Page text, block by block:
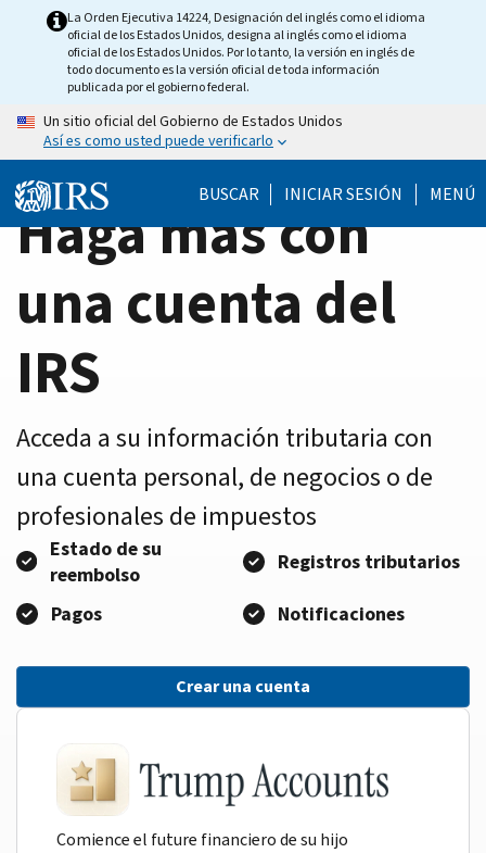
HomeLa Orden Ejecutiva 14224, Designación del inglés como el idioma
oficial de los Estados Unidos, designa al inglés como el idioma
oficial de los Estados Unidos. Por lo tanto, la versión en inglés de
todo documento es la versión oficial de toda información
publicada por el gobierno federal.
Un sitio oficial del Gobierno de Estados Unidos
Así es como usted puede verificarlo
BUSCAR INICIAR SESIÓN MENÚ
Haga más con
una cuenta del
IRS
Acceda a su información tributaria con
una cuenta personal, de negocios o de
profesionales de impuestos
Estado de su
reembolso
Registros tributarios
Pagos
Notificaciones
Crear una cuenta
Comience el future financiero de su hijo